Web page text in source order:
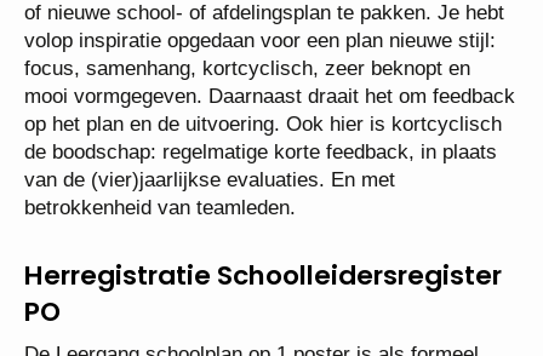
of nieuwe school- of afdelingsplan te pakken. Je hebt
volop inspiratie opgedaan voor een plan nieuwe stijl:
focus, samenhang, kortcyclisch, zeer beknopt en
mooi vormgegeven. Daarnaast draait het om feedback
op het plan en de uitvoering. Ook hier is kortcyclisch
de boodschap: regelmatige korte feedback, in plaats
van de (vier)jaarlijkse evaluaties. En met
betrokkenheid van teamleden.
Herregistratie Schoolleidersregister
PO